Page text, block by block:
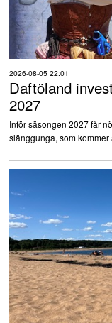
2026-08-05 22:01
Daftöland
2027
Inför säsongen 2027 får
slänggunga, som kommer